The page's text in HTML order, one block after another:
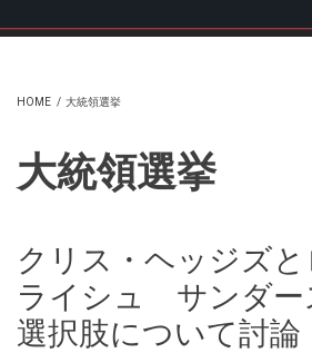
HOME / 大統領選挙
大統領選挙
クリス・ヘッジズと
ライシュ サンダー
選択肢について討論